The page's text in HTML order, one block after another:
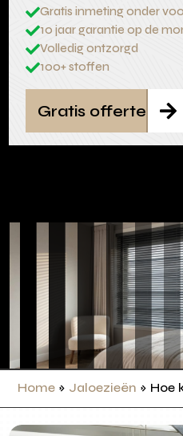
Gratis inmeting onder
10 jaar garantie op de
Volledig ontzorgd
100+ stoffen

Gratis offerte
Home » Jaloezieën » Hoe